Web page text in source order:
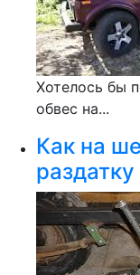
Хотелось бы
обвес на...
Как на